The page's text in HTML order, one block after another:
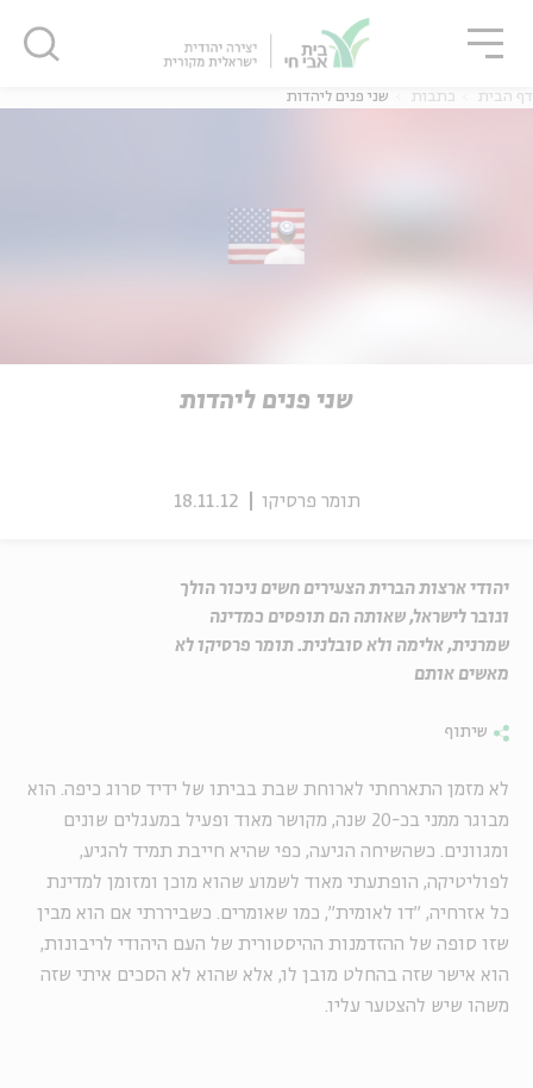
אנגלית
דף הבית כתבות שני פנים ליהדות
שני פנים ליהדות
תומר פרסיקו 18.11.12
יהודי ארצות הברית הצעירים חשים ניכור הולך
וגובר לישראל, שאותה הם תופסים כמדינה
שמרנית, אלימה ולא סובלנית. תומר פרסיקו לא
מאשים אותם
שיתוף
לא מזמן התארחתי לארוחת שבת בביתו של ידיד סרוג כיפה. הוא
מבוגר ממני בכ-20 שנה, מקושר מאוד ופעיל במעגלים שונים
ומגוונים. כשהשיחה הגיעה, כפי שהיא חייבת תמיד להגיע,
לפוליטיקה, הופתעתי מאוד לשמוע שהוא מוכן ומזומן למדינת
כל אזרחיה, "דו לאומית", כמו שאומרים. כשביררתי אם הוא מבין
שזו סופה של ההזדמנות ההיסטורית של העם היהודי לריבונות,
הוא אישר שזה בהחלט מובן לו, אלא שהוא לא הסכים איתי שזה
משהו שיש להצטער עליו.
סגור